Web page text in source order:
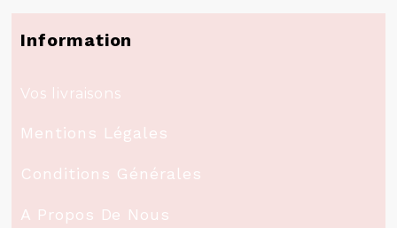
Information
Vos livraisons
Mentions Légales
Conditions Générales
A Propos De Nous